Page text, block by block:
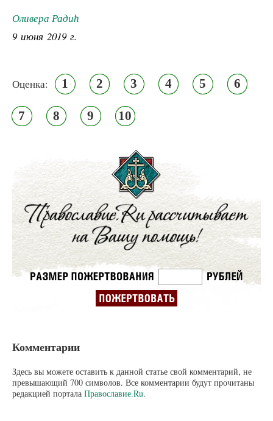
Оливера Радић
9 июня 2019 г.
Оценка: 1 2 3 4 5 6
7 8 9 10
Комментарии
Здесь вы можете оставить к данной статье свой комментарий, не
превышающий 700 символов. Все комментарии будут прочитаны
редакцией портала Православие.Ru.